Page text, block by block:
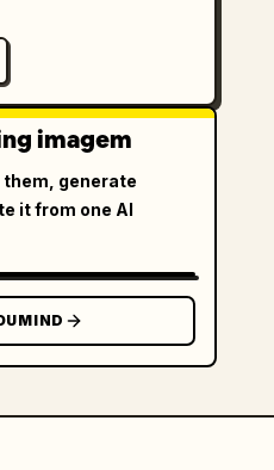
imagem
generate
it from one AI